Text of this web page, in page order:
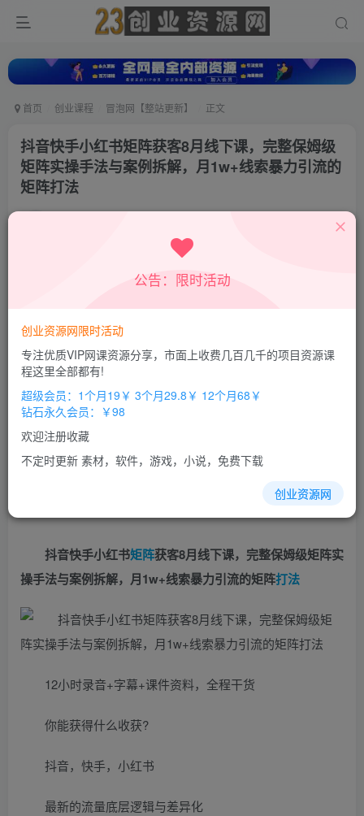
首页 创业课程 冒泡网【整站更新】 正文
抖音快手小红书矩阵获客8月线下课，完整保姆级
矩阵实操手法与案例拆解，月1w+线索暴力引流的
矩阵打法
私信
此内容为付费资源，请付费后查看
积分 9.8积分19.8
超级会员 免费 钻石会员
您当前未登录！建议登陆后购买，办理会员包月更省钱，可保存购
抖音快手小红书矩阵获客8月线下课，完整保姆级矩阵实
操手法与案例拆解，月1w+线索暴力引流的矩阵打法
12小时录音+字幕+课件资料，全程干货
你能获得什么收获?
抖音，快手，小红书
最新的流量底层逻辑与差异化
公告：限时活动
创业资源网限时活动
专注优质VIP网课资源分享，市面上收费几百几千的项目资源课
程这里全部都有!
超级会员：1个月19￥ 3个月29.8￥ 12个月68￥
钻石永久会员：￥98
欢迎注册收藏
不定时更新 素材，软件，游戏，小说，免费下载
创业资源网